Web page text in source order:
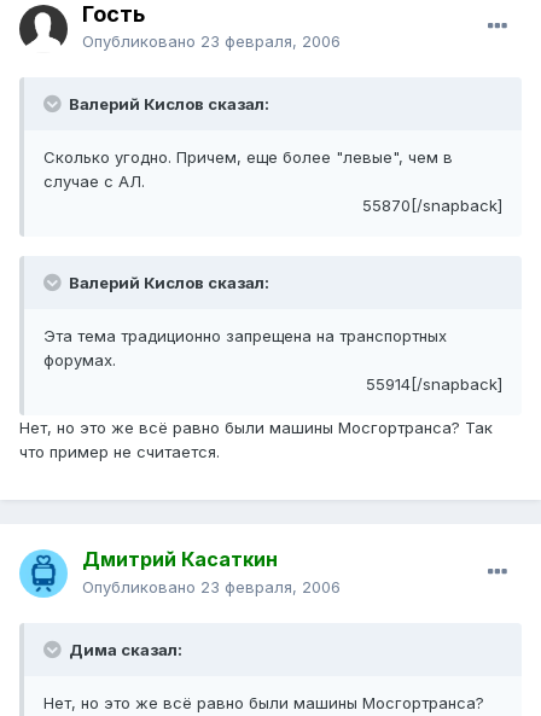
Гость
Опубликовано 23 февраля, 2006
Валерий Кислов сказал:
Сколько угодно. Причем, еще более "левые", чем в
случае с АЛ.
55870[/snapback]
Валерий Кислов сказал:
Эта тема традиционно запрещена на транспортных
форумах.
55914[/snapback]
Нет, но это же всё равно были машины Мосгортранса? Так
что пример не считается.
Дмитрий Касаткин
Опубликовано 23 февраля, 2006
Дима сказал:
Нет, но это же всё равно были машины Мосгортранса?